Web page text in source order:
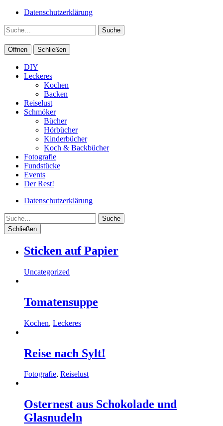
Datenschutzerklärung
Suche
Öffnen Schließen
DIY
Leckeres
Kochen
Backen
Reiselust
Schmöker
Bücher
Hörbücher
Kinderbücher
Koch & Backbücher
Fotografie
Fundstücke
Events
Der Rest!
Datenschutzerklärung
Suche
Schließen
Sticken auf Papier
Uncategorized
Tomatensuppe
Kochen, Leckeres
Reise nach Sylt!
Fotografie, Reiselust
Osternest aus Schokolade und
Glasnudeln